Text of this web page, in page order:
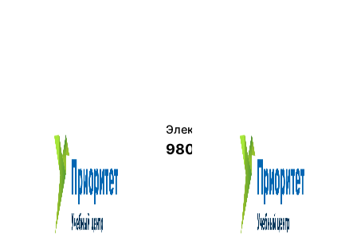
Электромеханик по ремонту и
9800 руб.